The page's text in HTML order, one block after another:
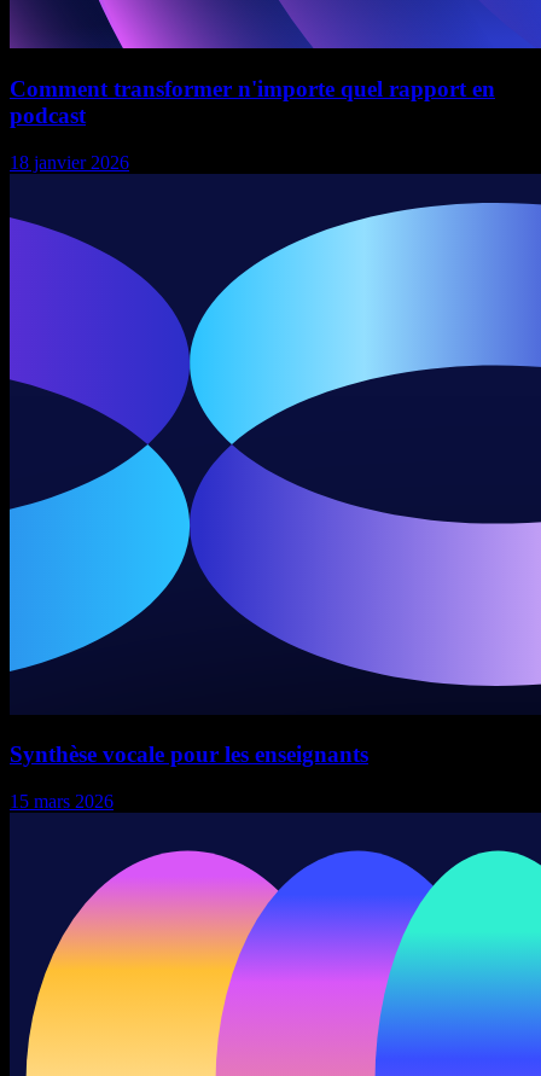
Comment transformer n'importe quel rapport en
podcast
18 janvier 2026
Synthèse vocale pour les enseignants
15 mars 2026